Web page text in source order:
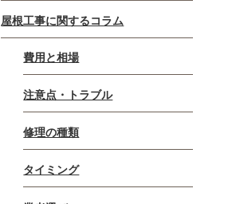
屋根工事に関するコラム
費用と相場
注意点・トラブル
修理の種類
タイミング